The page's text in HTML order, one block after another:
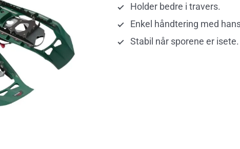
Holder bedre i travers.
Enkel håndtering med
Stabil når sporene er isete.